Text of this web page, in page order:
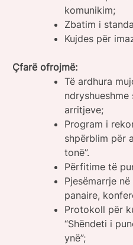
komunikim;
Zbatim i
Kujdes për
Çfarë ofrojmë:
Të ardhura
arritjeve;
Program i
shpërblim për
tonë”.
Përfitime të
Pjesëmarrje
panaire,
Protokoll për
“Shëndeti i
ynë”;